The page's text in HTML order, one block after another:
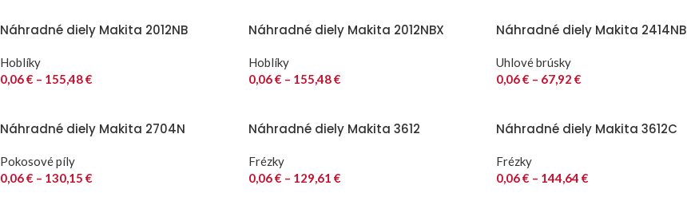
Náhradné diely Makita 2012NB
Hoblíky
0,06€ – 155,48€
Náhradné diely Makita 2012NBX
Hoblíky
0,06€ – 155,48€
Náhradné diely Makita 2414NB
Uhlové brúsky
0,06€ – 67,92 €
Náhradné diely Makita 2704N
Pokosové píly
0,06€ – 130,15 €
Náhradné diely Makita 3612
Frézky
0,06€ – 129,61 €
Náhradné diely Makita 3612C
Frézky
0,06€ – 144,64 €